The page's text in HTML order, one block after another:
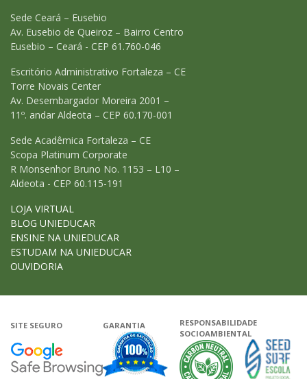
Sede Ceará – Eusebio
Av. Eusebio de Queiroz – Bairro Centro
Eusebio – Ceará - CEP 61.760-046
Escritório Administrativo Fortaleza – CE
Torre Novais Center
Av. Desembargador Moreira 2001 –
11º. andar Aldeota – CEP 60.170-001
Sede Acadêmica Fortaleza – CE
Scopa Platinum Corporate
R Monsenhor Bruno No. 1153 – L10 –
Aldeota - CEP 60.115-191
LOJA VIRTUAL
BLOG UNIEDUCAR
ENSINE NA UNIEDUCAR
ESTUDAM NA UNIEDUCAR
OUVIDORIA
SITE SEGURO
Google - Status do site no
GARANTIA
Garantia de satisfação
RESPONSABILIDADE
SOCIOAMBIENTAL
A